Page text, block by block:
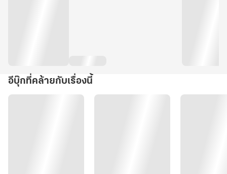
อีบุ๊กที่คล้ายกับเรื่องนี้